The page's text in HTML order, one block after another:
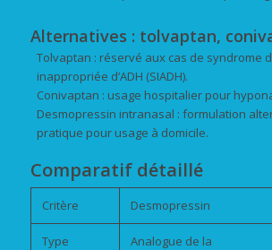
Alternatives : tolvaptan,
Tolvaptan : réservé aux cas de syndrome
inappropriée d’ADH (SIADH).
Conivaptan : usage hospitalier pour
Desmopressin intranasal : formulation
pratique pour usage à domicile.
Comparatif détaillé
Critère Desmopressin
Type
Analogue de la